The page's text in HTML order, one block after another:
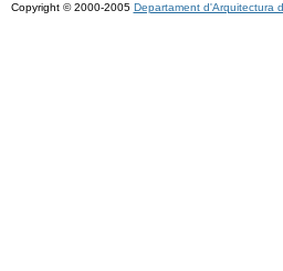
Copyright © 2000-2005 Departament d'Arquitectura